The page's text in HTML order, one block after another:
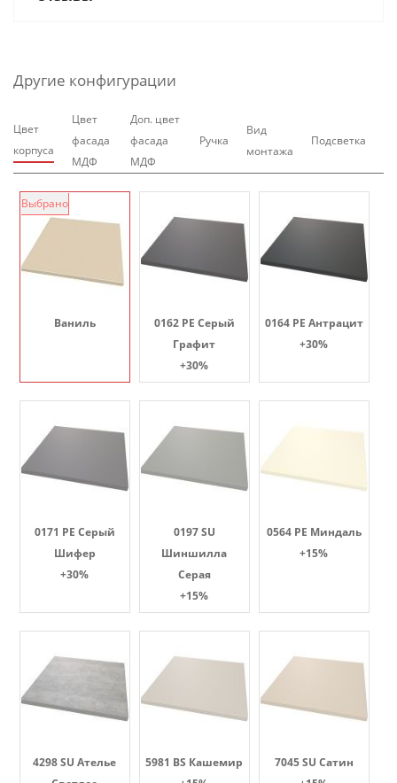
Другие конфигурации
Цвет
корпуса
Цвет
фасада
МДФ
Доп. цвет
фасада
МДФ
Ручка
Вид
монтажа
Подсветка
Ваниль
Выбрано
0162 PE Серый
Графит
+30%
0164 PE Антрацит
+30%
0171 PE Серый
Шифер
+30%
0197 SU
Шиншилла
Серая
+15%
0564 PE Миндаль
+15%
4298 SU Ателье
5981 BS Кашемир
7045 SU Сатин